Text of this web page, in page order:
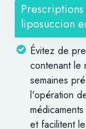
liposuccion
Évitez de
contenant le
semaines
l'opération
et facilitent